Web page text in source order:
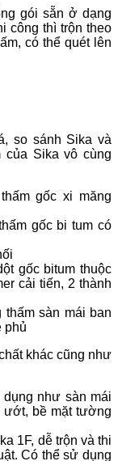
gói sẵn ở dạng
công thì trộn theo
có thể quét lên
so sánh Sika và
của Sika vô cùng
gốc xi măng
gốc bi tum có
gốc bitum thuộc
cải tiến, 2 thành
thấm sàn mái ban
phủ
khác cũng như
như sàn mái
ướt, bề mặt tường
1F, dễ trộn và thi
Có thể sử dụng